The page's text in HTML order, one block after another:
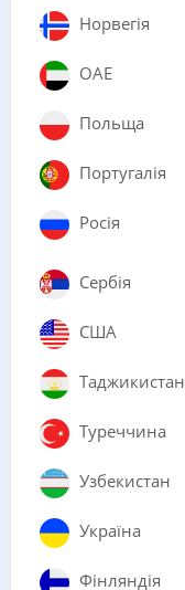
Норвегія
ОАЕ
Польща
Португалія
Росія
Сербія
США
Таджикистан
Туреччина
Узбекистан
Україна
Фінляндія